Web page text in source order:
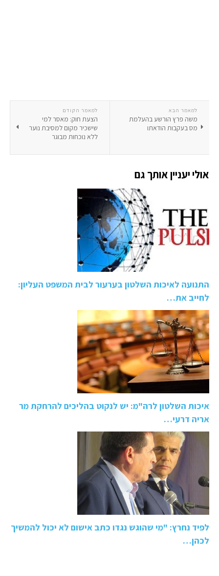
למאמר הקודם
הצעת חוק: מאסר למי
שישכיר מקום למסיבת נוער
ללא נוכחות מבוגר
למאמר הבא
משה פרץ הורשע בהעלמת
מס בעקבות הודאתו
אולי יעניין אותך גם
התנועה לאיכות השלטון בערעור לבית המשפט העליון:
לחייב את…
איכות השלטון לרה"מ: יש לנקוט בהליכים להרחקת מר
אריה דרעי…
לפיד נחרץ: "מי שהוגש נגדו כתב אישום לא יכול להמשיך
לכהן…